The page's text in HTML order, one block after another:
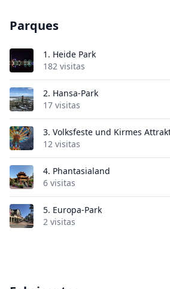
Parques
1. Heide Park
182 visitas
2. Hansa-Park
17 visitas
3. Volksfeste und Kirmes
12 visitas
4. Phantasialand
6 visitas
5. Europa-Park
2 visitas